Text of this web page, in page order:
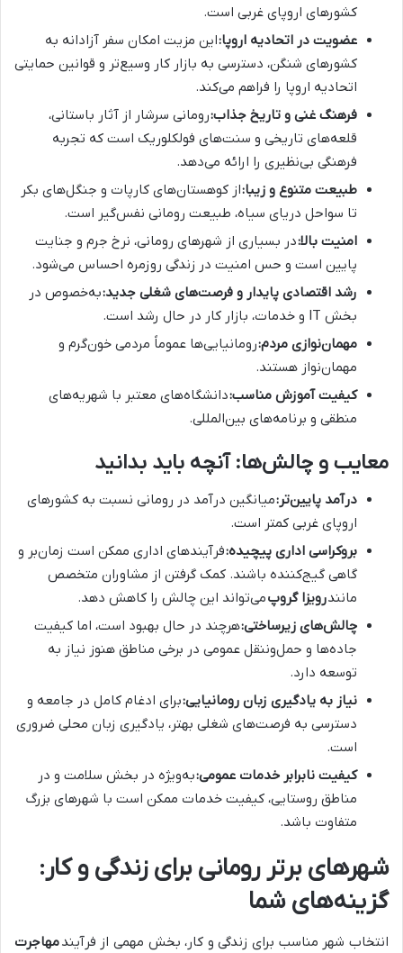
کشورهای اروپای غربی است.
عضویت در اتحادیه اروپا:این مزیت امکان سفر آزادانه به
کشورهای شنگن، دسترسی به بازار کار وسیع‌تر و قوانین حمایتی
اتحادیه اروپا را فراهم می‌کند.
فرهنگ غنی و تاریخ جذاب:رومانی سرشار از آثار باستانی،
قلعه‌های تاریخی و سنت‌های فولکلوریک است که تجربه
فرهنگی بی‌نظیری را ارائه می‌دهد.
طبیعت متنوع و زیبا:از کوهستان‌های کارپات و جنگل‌های بکر
تا سواحل دریای سیاه، طبیعت رومانی نفس‌گیر است.
امنیت بالا:در بسیاری از شهرهای رومانی، نرخ جرم و جنایت
پایین است و حس امنیت در زندگی روزمره احساس می‌شود.
رشد اقتصادی پایدار و فرصت‌های شغلی جدید:به‌خصوص در
بخش IT و خدمات، بازار کار در حال رشد است.
مهمان‌نوازی مردم:رومانیایی‌ها عموماً مردمی خون‌گرم و
مهمان‌نواز هستند.
کیفیت آموزش مناسب:دانشگاه‌های معتبر با شهریه‌های
منطقی و برنامه‌های بین‌المللی.
معایب و چالش‌ها: آنچه باید بدانید
درآمد پایین‌تر:میانگین درآمد در رومانی نسبت به کشورهای
اروپای غربی کمتر است.
بروکراسی اداری پیچیده:فرآیندهای اداری ممکن است زمان‌بر و
گاهی گیج‌کننده باشند. کمک گرفتن از مشاوران متخصص
مانندرویزا گروپمی‌تواند این چالش را کاهش دهد.
چالش‌های زیرساختی:هرچند در حال بهبود است، اما کیفیت
جاده‌ها و حمل‌وننقل عمومی در برخی مناطق هنوز نیاز به
توسعه دارد.
نیاز به یادگیری زبان رومانیایی:برای ادغام کامل در جامعه و
دسترسی به فرصت‌های شغلی بهتر، یادگیری زبان محلی ضروری
است.
کیفیت نابرابر خدمات عمومی:به‌ویژه در بخش سلامت و در
مناطق روستایی، کیفیت خدمات ممکن است با شهرهای بزرگ
متفاوت باشد.
شهرهای برتر رومانی برای زندگی و کار:
گزینه‌های شما
انتخاب شهر مناسب برای زندگی و کار، بخش مهمی از فرآیندمهاجرت